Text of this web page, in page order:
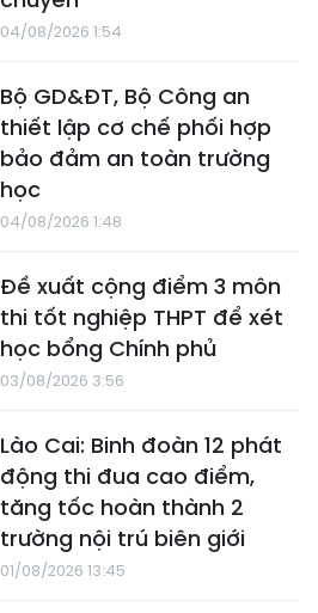
04/08/2026 1:54
Bộ GD&ĐT, Bộ Công an
thiết lập cơ chế phối hợp
bảo đảm an toàn trường
học
04/08/2026 1:48
Đề xuất cộng điểm 3 môn
thi tốt nghiệp THPT để xét
học bổng Chính phủ
03/08/2026 3:56
Lào Cai: Binh đoàn 12 phát
động thi đua cao điểm,
tăng tốc hoàn thành 2
trường nội trú biên giới
01/08/2026 13:45